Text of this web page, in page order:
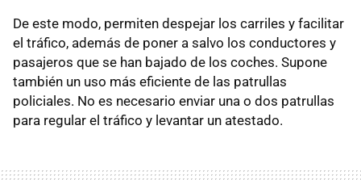
De este modo, permiten despejar los carriles y facilitar
el tráfico, además de poner a salvo los conductores y
pasajeros que se han bajado de los coches. Supone
también un uso más eficiente de las patrullas
policiales. No es necesario enviar una o dos patrullas
para regular el tráfico y levantar un atestado.